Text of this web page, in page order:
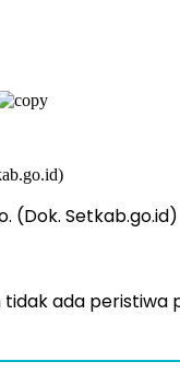
(Dok. Setkab.go.id)
ada